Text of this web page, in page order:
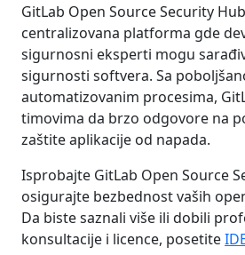
GitLab Open Source Security
centralizovana platforma gde
sigurnosni eksperti mogu
sigurnosti softvera. Sa
automatizovanim procesima,
timovima da brzo odgovore na
zaštite aplikacije od napada.
Isprobajte GitLab Open Source
osigurajte bezbednost vaših
Da biste saznali više ili dobili
konsultacije i licence, posetite